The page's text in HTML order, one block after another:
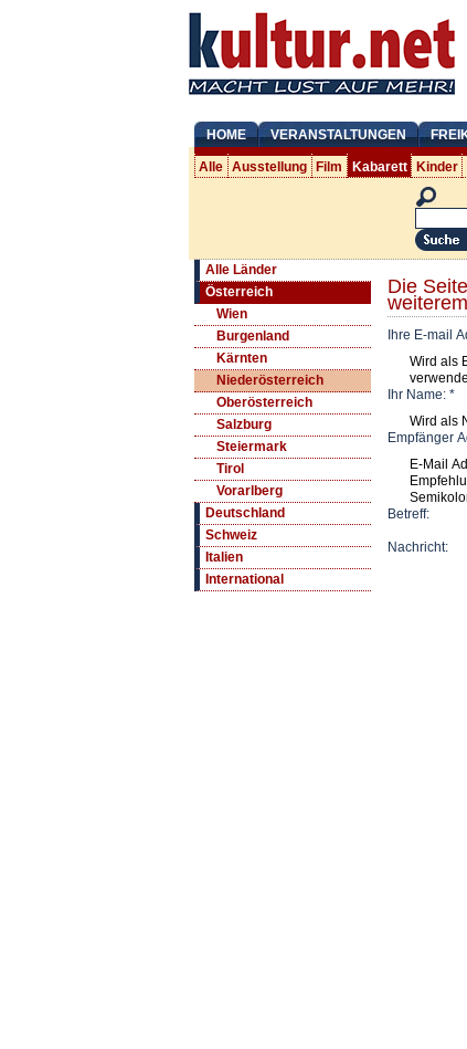
HOME VERANSTALTUNGEN
Alle Ausstellung Film Kabarett Kinder
Alle Länder
Österreich
Wien
Burgenland
Kärnten
Niederösterreich
Oberösterreich
Salzburg
Steiermark
Tirol
Vorarlberg
Deutschland
Schweiz
Italien
International
Die
Ihre E-mail
Wird als
Ihr Name: *
Wird als
Empfänger
E-Mail
Betreff:
Nachricht: